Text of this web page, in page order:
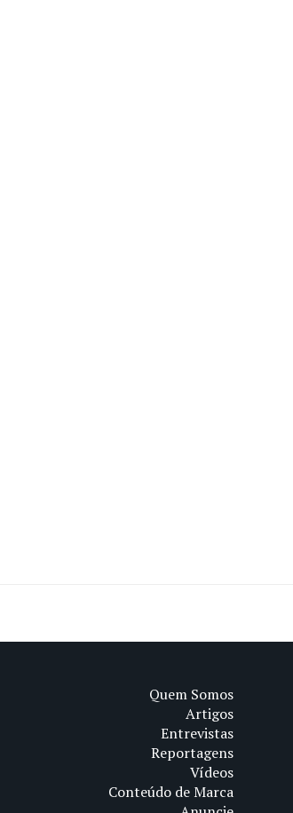
Quem Somos
Artigos
Entrevistas
Reportagens
Vídeos
Conteúdo de Marca